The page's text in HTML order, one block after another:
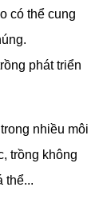
có thể cung
phát triển
nhiều môi
trồng không
thể...